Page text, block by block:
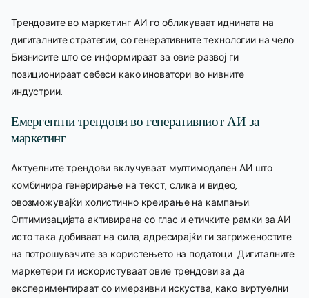
Трендовите во маркетинг АИ го обликуваат иднината на
дигиталните стратегии, со генеративните технологии на чело.
Бизнисите што се информираат за овие развој ги
позиционираат себеси како иноватори во нивните
индустрии.
Емергентни трендови во генеративниот АИ за
маркетинг
Актуелните трендови вклучуваат мултимодален АИ што
комбинира генерирање на текст, слика и видео,
овозможувајќи холистично креирање на кампањи.
Оптимизацијата активирана со глас и етичките рамки за АИ
исто така добиваат на сила, адресирајќи ги загриженостите
на потрошувачите за користењето на податоци. Дигиталните
маркетери ги искористуваат овие трендови за да
експериментираат со имерзивни искуства, како виртуелни